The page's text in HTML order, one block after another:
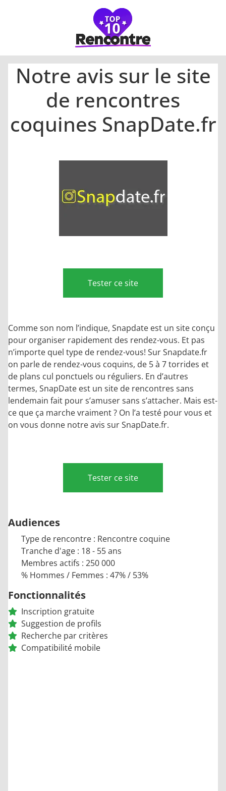
Notre avis sur le site
de rencontres
coquines SnapDate.fr
Tester ce site
Comme son nom l’indique, Snapdate est un site conçu
pour organiser rapidement des rendez-vous. Et pas
n’importe quel type de rendez-vous! Sur Snapdate.fr
on parle de rendez-vous coquins, de 5 à 7 torrides et
de plans cul ponctuels ou réguliers. En d’autres
termes, SnapDate est un site de rencontres sans
lendemain fait pour s’amuser sans s’attacher. Mais est-
ce que ça marche vraiment ? On l’a testé pour vous et
on vous donne notre avis sur SnapDate.fr.
Audiences
Type de rencontre : Rencontre coquine
Tranche d'age : 18 - 55 ans
Membres actifs : 250 000
% Hommes / Femmes : 47% / 53%
Fonctionnalités
Inscription gratuite
Suggestion de profils
Recherche par critères
Compatibilité mobile
Tester ce site